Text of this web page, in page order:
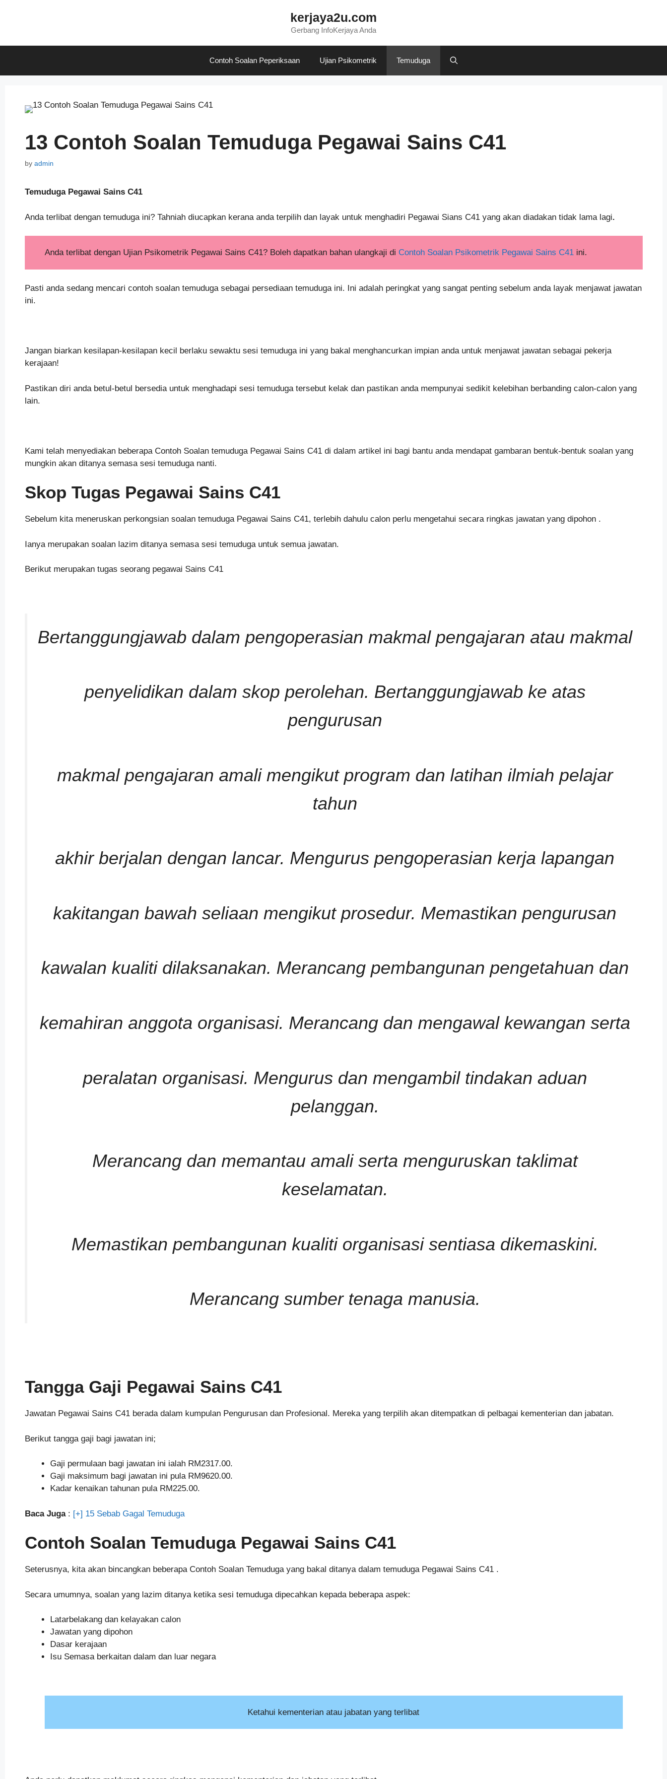
kerjaya2u.com
Gerbang InfoKerjaya Anda
Contoh Soalan Peperiksaan Ujian Psikometrik Temuduga
13 Contoh Soalan Temuduga Pegawai Sains C41
by admin
Temuduga Pegawai Sains C41
Anda terlibat dengan temuduga ini? Tahniah diucapkan kerana anda terpilih dan layak untuk menghadiri Pegawai Sians C41 yang akan diadakan tidak lama lagi.
Anda terlibat dengan Ujian Psikometrik Pegawai Sains C41? Boleh dapatkan bahan ulangkaji di Contoh Soalan Psikometrik Pegawai Sains C41ini.
Pasti anda sedang mencari contoh soalan temuduga sebagai persediaan temuduga ini. Ini adalah peringkat yang sangat penting sebelum anda layak menjawat jawatan
ini.
Jangan biarkan kesilapan-kesilapan kecil berlaku sewaktu sesi temuduga ini yang bakal menghancurkan impian anda untuk menjawat jawatan sebagai pekerja
kerajaan!
Pastikan diri anda betul-betul bersedia untuk menghadapi sesi temuduga tersebut kelak dan pastikan anda mempunyai sedikit kelebihan berbanding calon-calon yang
lain.
Kami telah menyediakan beberapa Contoh Soalan temuduga Pegawai Sains C41 di dalam artikel ini bagi bantu anda mendapat gambaran bentuk-bentuk soalan yang
mungkin akan ditanya semasa sesi temuduga nanti.
Skop Tugas Pegawai Sains C41
Sebelum kita meneruskan perkongsian soalan temuduga Pegawai Sains C41, terlebih dahulu calon perlu mengetahui secara ringkas jawatan yang dipohon .
Ianya merupakan soalan lazim ditanya semasa sesi temuduga untuk semua jawatan.
Berikut merupakan tugas seorang pegawai Sains C41
Bertanggungjawab dalam pengoperasian makmal pengajaran atau makmal
penyelidikan dalam skop perolehan. Bertanggungjawab ke atas
pengurusan
makmal pengajaran amali mengikut program dan latihan ilmiah pelajar
tahun
akhir berjalan dengan lancar. Mengurus pengoperasian kerja lapangan
kakitangan bawah seliaan mengikut prosedur. Memastikan pengurusan
kawalan kualiti dilaksanakan. Merancang pembangunan pengetahuan dan
kemahiran anggota organisasi. Merancang dan mengawal kewangan serta
peralatan organisasi. Mengurus dan mengambil tindakan aduan
pelanggan.
Merancang dan memantau amali serta menguruskan taklimat
keselamatan.
Memastikan pembangunan kualiti organisasi sentiasa dikemaskini.
Merancang sumber tenaga manusia.
Tangga Gaji Pegawai Sains C41
Jawatan Pegawai Sains C41 berada dalam kumpulan Pengurusan dan Profesional. Mereka yang terpilih akan ditempatkan di pelbagai kementerian dan jabatan.
Berikut tangga gaji bagi jawatan ini;
Gaji permulaan bagi jawatan ini ialah RM2317.00.
Gaji maksimum bagi jawatan ini pula RM9620.00.
Kadar kenaikan tahunan pula RM225.00.
Baca Juga: [+] 15 Sebab Gagal Temuduga
Contoh Soalan Temuduga Pegawai Sains C41
Seterusnya, kita akan bincangkan beberapa Contoh Soalan Temuduga yang bakal ditanya dalam temuduga Pegawai Sains C41 .
Secara umumnya, soalan yang lazim ditanya ketika sesi temuduga dipecahkan kepada beberapa aspek:
Latarbelakang dan kelayakan calon
Jawatan yang dipohon
Dasar kerajaan
Isu Semasa berkaitan dalam dan luar negara
Ketahui kementerian atau jabatan yang terlibat